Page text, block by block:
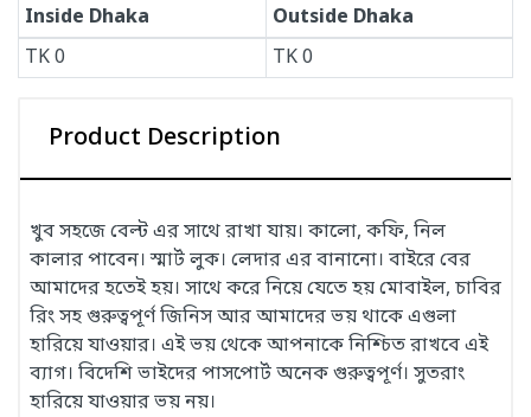
Inside Dhaka
Outside Dhaka
TK0 TK0
Product Description
খুব সহজে বেল্ট এর সাথে রাখা যায়। কালো, কফি, নিল
কালার পাবেন। স্মার্ট লুক। লেদার এর বানানো। বাইরে বের
আমাদের হতেই হয়। সাথে করে নিয়ে যেতে হয় মোবাইল, চাবির
রিং সহ গুরুত্বপূর্ণ জিনিস আর আমাদের ভয় থাকে এগুলা
হারিয়ে যাওয়ার। এই ভয় থেকে আপনাকে নিশ্চিত রাখবে এই
ব্যাগ। বিদেশি ভাইদের পাসপোর্ট অনেক গুরুত্বপূর্ণ। সুতরাং
হারিয়ে যাওয়ার ভয় নয়।